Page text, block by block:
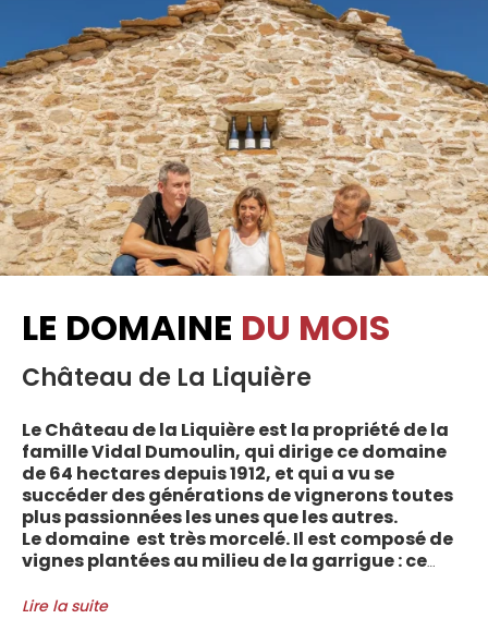
LE DOMAINE DU MOIS
Château de La Liquière
Le Château de la Liquière est la propriété de la
famille Vidal Dumoulin, qui dirige ce domaine
de 64 hectares depuis 1912, et qui a vu se
succéder des générations de vignerons toutes
plus passionnées les unes que les autres.
Le domaine est très morcelé. Il est composé de
vignes plantées au milieu de la garrigue : ce
entre les villages d’Autignac, Caussiniojouls,
Lire la suite